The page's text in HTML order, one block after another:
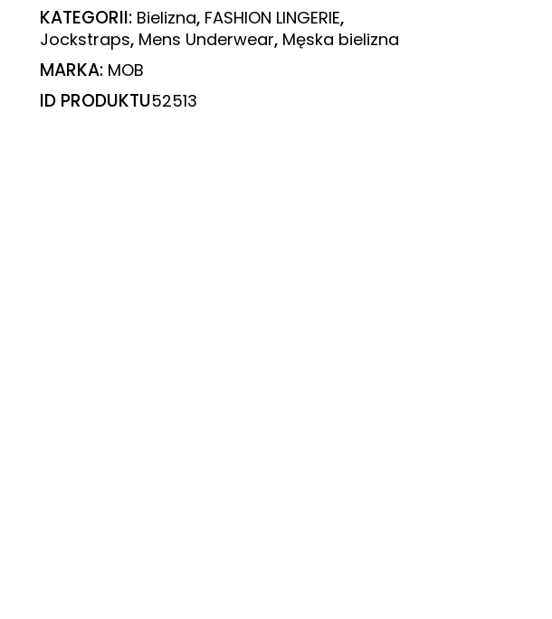
KATEGORII: Bielizna, FASHION LINGERIE,
Jockstraps, Mens Underwear, Męska bielizna
MARKA: MOB
ID PRODUKTU52513